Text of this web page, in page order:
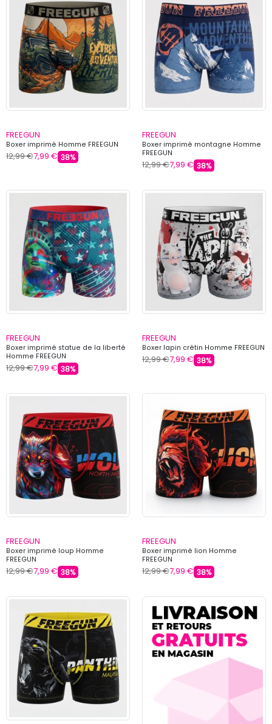
FREEGUN
Boxer imprimé Homme FREEGUN
12,99 €7,99 € 38%
FREEGUN
Boxer imprimé montagne Homme
FREEGUN
12,99 €7,99 € 38%
FREEGUN
Boxer imprimé statue de la liberté
Homme FREEGUN
12,99 €7,99 € 38%
FREEGUN
Boxer lapin crétin Homme FREEGUN
12,99 €7,99 € 38%
FREEGUN
Boxer imprimé loup Homme
FREEGUN
12,99 €7,99 € 38%
FREEGUN
Boxer imprimé lion Homme
FREEGUN
12,99 €7,99 € 38%